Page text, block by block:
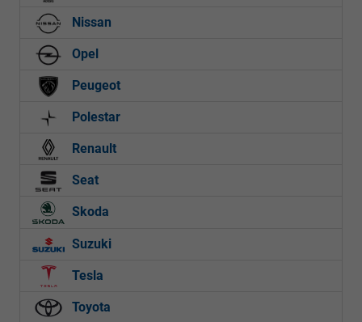
Nissan
Opel
Peugeot
Polestar
Renault
Seat
Skoda
Suzuki
Tesla
Toyota